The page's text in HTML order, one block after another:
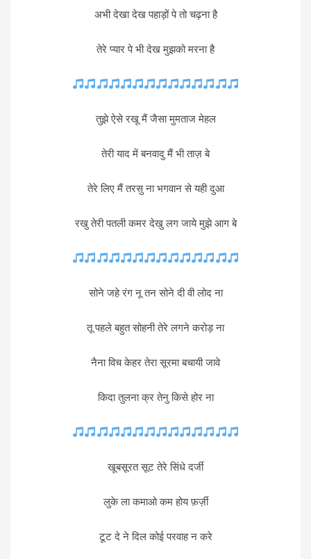
अभी देखा देख पहाड़ों पे तो चढ़ना है
तेरे प्यार पे भी देख मुझको मरना है
तुझे ऐसे रखू मैं जैसा मुमताज मेहल
तेरी याद में बनवादु मैं भी ताज़ बे
तेरे लिए मैं तरसु ना भगवान से यही दुआ
रखु तेरी पतली कमर देखु लग जाये मुझे आग बे
सोने जहे रंग नू तन सोने दी वी लोद ना
तू पहले बहुत सोहनी तेरे लगने करोड़ ना
नैना विच केहर तेरा सूरमा बचायी जावे
किदा तुलना क्र तेनु किसे होर ना
खूबसूरत सूट तेरे सिंधे दर्जी
लुके ला कमाओ कम होय फ़र्ज़ी
टूट दे ने दिल कोई परवाह न करे